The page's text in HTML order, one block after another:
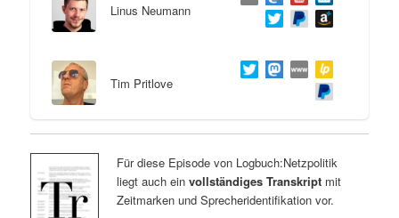
Linus Neumann
Tim Pritlove
Für diese Episode von Logbuch:Netzpolitik
liegt auch ein vollständiges Transkriptmit
Zeitmarken und Sprecheridentifikation vor.